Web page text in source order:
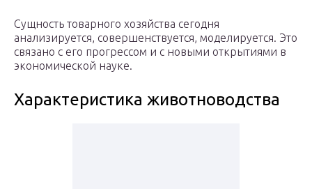
Сущность товарного хозяйства сегодня
анализируется, совершенствуется, моделируется. Это
связано с его прогрессом и с новыми открытиями в
экономической науке.
Характеристика животноводства